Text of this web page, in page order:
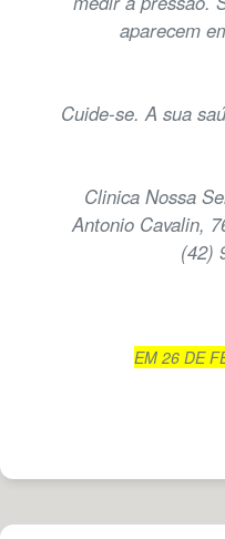
aparecem
Cuide-se. A sua
Clinica Nossa
Antonio Cavalin,
(42)
EM 26 DE